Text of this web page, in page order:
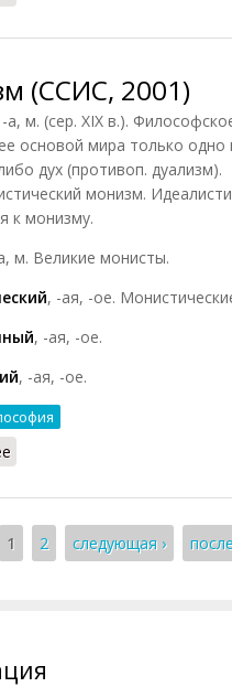
(ССИС, 2001)
а, м. (сер. XIX в.).
основой мира только
дух (противоп. дуализм).
монизм.
к монизму.
м. Великие монисты.
, -ая, -ое.
, -ая, -ое.
, -ая, -ое.
1 2 следующая ›